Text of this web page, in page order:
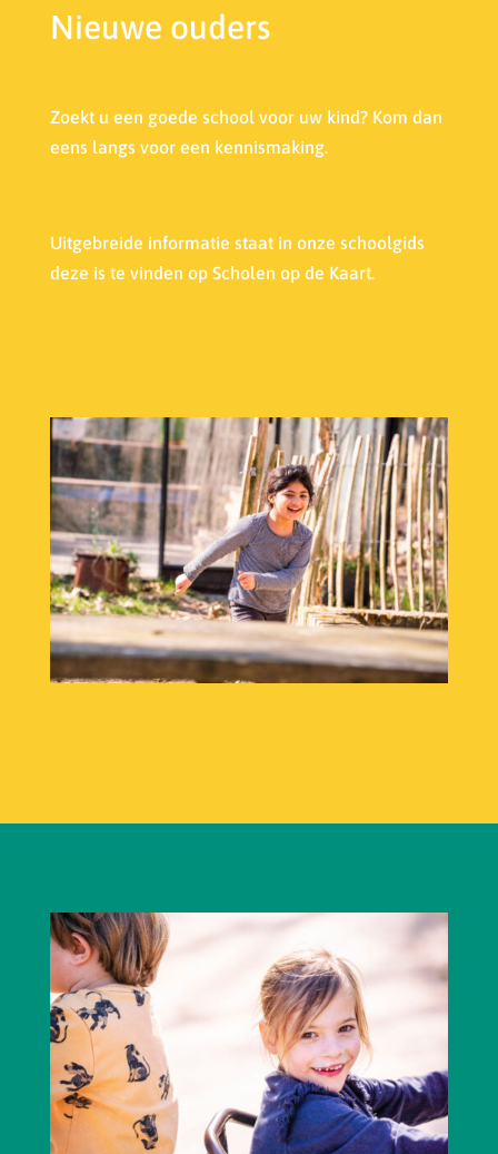
Nieuwe ouders
Zoekt u een goede school voor uw kind? Kom dan
eens langs voor een kennismaking.
Uitgebreide informatie staat in onze schoolgids
deze is te vinden op Scholen op de Kaart.